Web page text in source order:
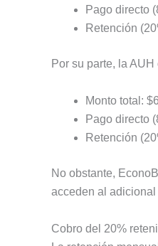
Pago directo
Retención
Por su parte, la
Monto total:
Pago directo
Retención
No obstante,
acceden al
Cobro del 20%